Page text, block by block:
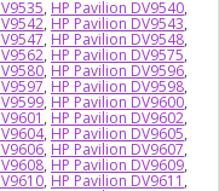
, HP Pavilion DV9540,
, HP Pavilion DV9543,
, HP Pavilion DV9548,
, HP Pavilion DV9575,
, HP Pavilion DV9596,
, HP Pavilion DV9598,
, HP Pavilion DV9600,
, HP Pavilion DV9602,
, HP Pavilion DV9605,
, HP Pavilion DV9607,
, HP Pavilion DV9609,
, HP Pavilion DV9611 ,